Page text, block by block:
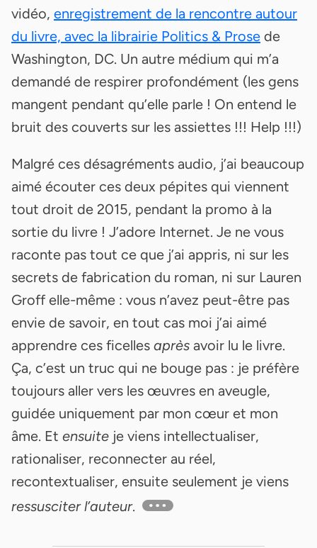
vidéo, enregistrement de la rencontre autour
du livre, avec la librairie Politics & Prose de
Washington, DC. Un autre médium qui m’a
demandé de respirer profondément (les gens
mangent pendant qu’elle parle ! On entend le
bruit des couverts sur les assiettes !!! Help !!!)
Malgré ces désagréments audio, j’ai beaucoup
aimé écouter ces deux pépites qui viennent
tout droit de 2015, pendant la promo à la
sortie du livre ! J’adore Internet. Je ne vous
raconte pas tout ce que j’ai appris, ni sur les
secrets de fabrication du roman, ni sur Lauren
Groff elle-même : vous n’avez peut-être pas
envie de savoir, en tout cas moi j’ai aimé
apprendre ces ficelles après avoir lu le livre.
Ça, c’est un truc qui ne bouge pas : je préfère
toujours aller vers les œuvres en aveugle,
guidée uniquement par mon cœur et mon
âme. Et ensuite je viens intellectualiser,
rationaliser, reconnecter au réel,
recontextualiser, ensuite seulement je viens
ressusciter l’auteur.